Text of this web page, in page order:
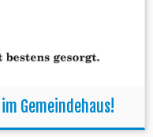
Gemeindehaus!